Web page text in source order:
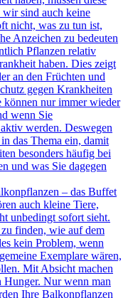
wir sind auch keine
nicht, was zu tun ist,
Anzeichen zu bedeuten
Pflanzen relativ
haben. Dies zeigt
an den Früchten und
gegen Krankheiten
können nur immer wieder
wenn Sie
werden. Deswegen
das Thema ein, damit
besonders häufig bei
und was Sie dagegen
– das Buffet
auch kleine Tiere,
unbedingt sofort sieht.
finden, wie auf dem
kein Problem, wenn
Exemplare wären,
Mit Absicht machen
Hunger. Nur wenn man
Ihre Balkonpflanzen